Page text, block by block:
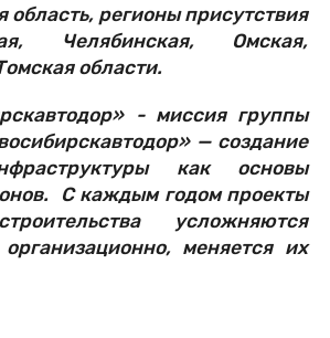
область, регионы присутствия
Челябинская, Омская,
области.
- миссия группы
— создание
как основы
С каждым годом проекты
усложняются
меняется их